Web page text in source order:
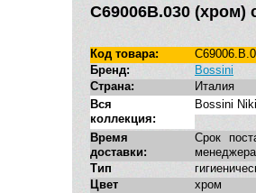
C69006B.030
Код товара:
Бренд:
Bossini
Страна:
Италия
Вся
коллекция:
Bossini
Время
доставки:
Срок
менеджера
Тип
Цвет
хром